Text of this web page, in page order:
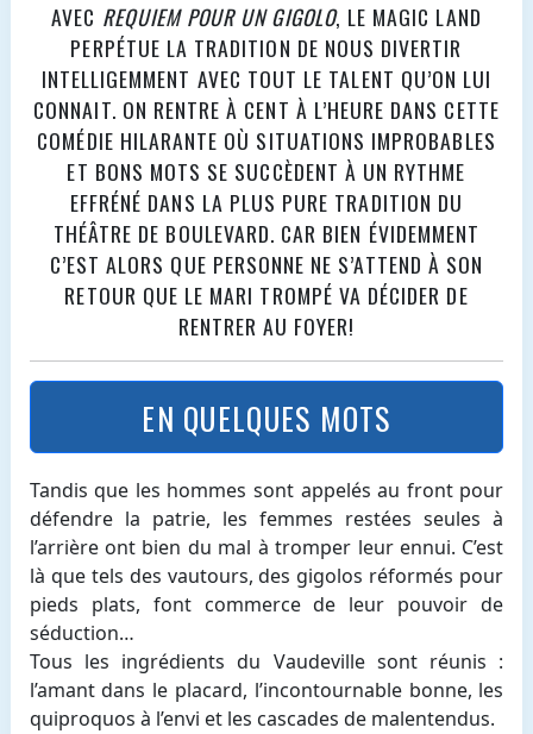
AVEC REQUIEM POUR UN GIGOLO, LE MAGIC LAND
PERPÉTUE LA TRADITION DE NOUS DIVERTIR
INTELLIGEMMENT AVEC TOUT LE TALENT QU’ON LUI
CONNAIT. ON RENTRE À CENT À L’HEURE DANS CETTE
COMÉDIE HILARANTE OÙ SITUATIONS IMPROBABLES
ET BONS MOTS SE SUCCÈDENT À UN RYTHME
EFFRÉNÉ DANS LA PLUS PURE TRADITION DU
THÉÂTRE DE BOULEVARD. CAR BIEN ÉVIDEMMENT
C’EST ALORS QUE PERSONNE NE S’ATTEND À SON
RETOUR QUE LE MARI TROMPÉ VA DÉCIDER DE
RENTRER AU FOYER!
EN QUELQUES MOTS
Tandis que les hommes sont appelés au front pour
défendre la patrie, les femmes restées seules à
l’arrière ont bien du mal à tromper leur ennui. C’est
là que tels des vautours, des gigolos réformés pour
pieds plats, font commerce de leur pouvoir de
séduction…
Tous les ingrédients du Vaudeville sont réunis :
l’amant dans le placard, l’incontournable bonne, les
quiproquos à l’envi et les cascades de malentendus.